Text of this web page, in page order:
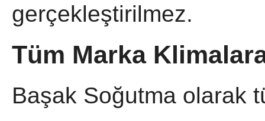
gerçekleştirilmez.
Tüm Marka
Başak Soğutma olarak